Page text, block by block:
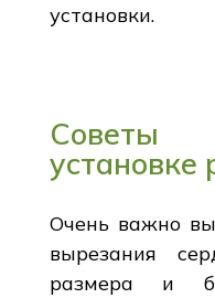
установки.
установке
Очень важно
вырезания
размера и